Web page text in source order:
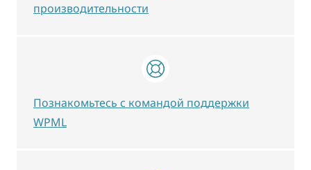
производительности
Познакомьтесь с командой поддержки
WPML